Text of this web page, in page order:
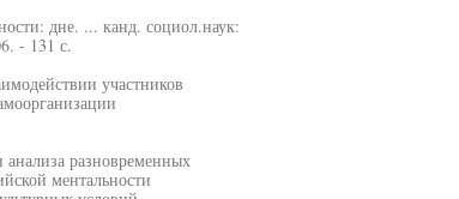
дне. ... канд. социол.наук:
- 131 с.
участников
анализа разновременных
ментальности